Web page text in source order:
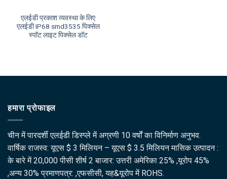
एलईडी प्रकाश व्यवस्था के लिए
एलईडी IP68 smd3535 पिक्सेल
स्पॉट लाइट पिक्सेल डॉट
हमारा प्रोफाइल
चीन में पारदर्शी एलईडी डिस्प्ले में अग्रणी 10 वर्षों का विनिर्माण अनुभव.
वार्षिक राजस्व: यूएस $ 3 मिलियन – यूएस $ 3.5 मिलियन मासिक उत्पादन :
के बारे में 20,000 पीसी शीर्ष 2 बाजार: उत्तरी अमेरिका 25% ,यूरोप 45%
,अन्य 30% प्रमाणपत्र: ,एफसीसी, यह&यूरोप में ROHS.